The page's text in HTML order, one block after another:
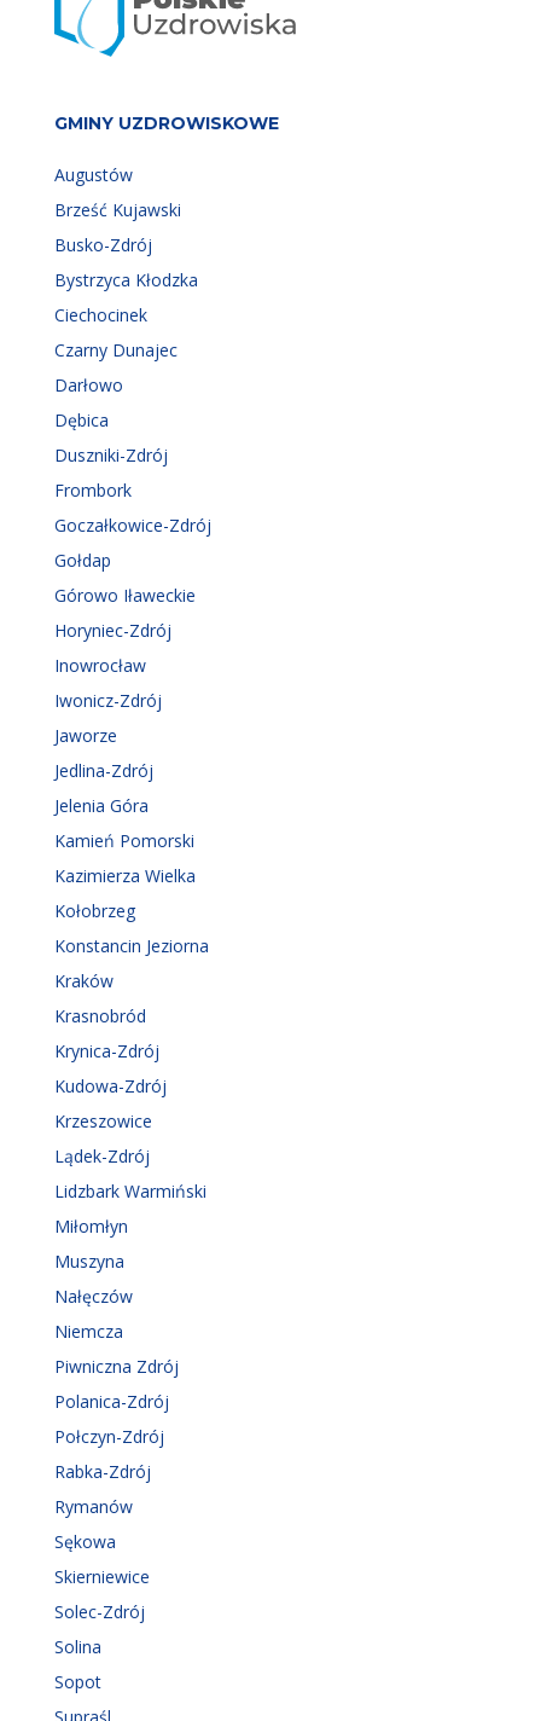
GMINY UZDROWISKOWE
Augustów
Brześć Kujawski
Busko-Zdrój
Bystrzyca Kłodzka
Ciechocinek
Czarny Dunajec
Darłowo
Dębica
Duszniki-Zdrój
Frombork
Goczałkowice-Zdrój
Gołdap
Górowo Iławeckie
Horyniec-Zdrój
Inowrocław
Iwonicz-Zdrój
Jaworze
Jedlina-Zdrój
Jelenia Góra
Kamień Pomorski
Kazimierza Wielka
Kołobrzeg
Konstancin Jeziorna
Kraków
Krasnobród
Krynica-Zdrój
Kudowa-Zdrój
Krzeszowice
Lądek-Zdrój
Lidzbark Warmiński
Miłomłyn
Muszyna
Nałęczów
Niemcza
Piwniczna Zdrój
Polanica-Zdrój
Połczyn-Zdrój
Rabka-Zdrój
Rymanów
Sękowa
Skierniewice
Solec-Zdrój
Solina
Sopot
Supraśl